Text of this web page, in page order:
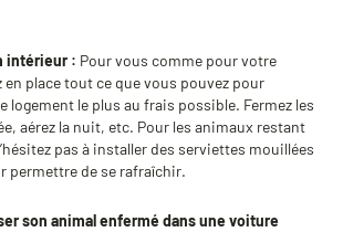
intérieur : Pour vous comme pour votre
place tout ce que vous pouvez pour
logement le plus au frais possible. Fermez les
aérez la nuit, etc. Pour les animaux restant
pas à installer des serviettes mouillées
permettre de se rafraîchir.
son animal enfermé dans une voiture